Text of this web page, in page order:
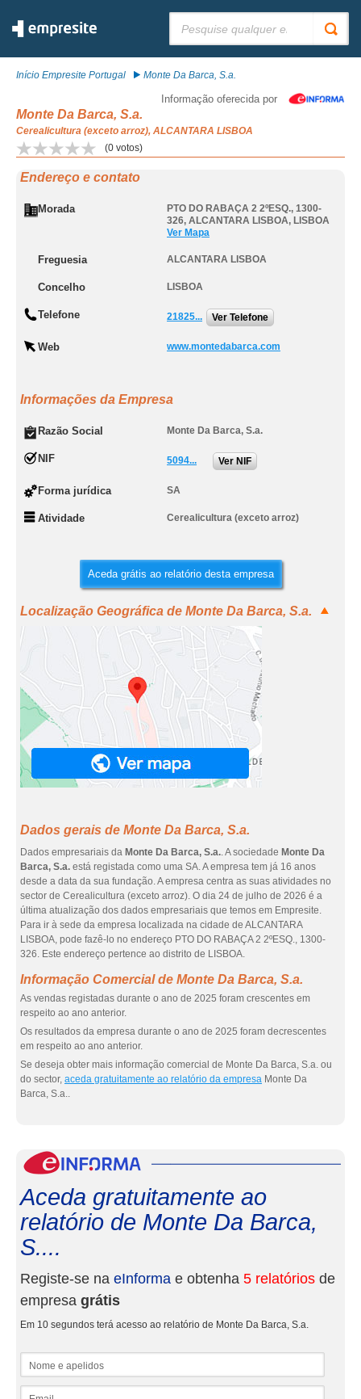
Início Empresite Portugal Monte Da Barca, S.a.
Informação oferecida por
Monte Da Barca, S.a.
Cerealicultura (exceto arroz), ALCANTARA LISBOA
(0 votos)
Endereço e contato
Morada
PTO DO RABAÇA 2 2ºESQ., 1300-
326, ALCANTARA LISBOA, LISBOA
Ver Mapa
Freguesia ALCANTARA LISBOA
Concelho LISBOA
Telefone 21825... Ver Telefone
Web www.montedabarca.com
Informações da Empresa
Razão Social Monte Da Barca, S.a.
NIF 5094... Ver NIF
Forma jurídica SA
Atividade Cerealicultura (exceto arroz)
Aceda grátis ao relatório desta empresa
Localização Geográfica de Monte Da Barca, S.a.
Dados gerais de Monte Da Barca, S.a.
Dados empresariais da Monte Da Barca, S.a.. A sociedade Monte Da
Barca, S.a. está registada como uma SA. A empresa tem já 16 anos
desde a data da sua fundação. A empresa centra as suas atividades no
sector de Cerealicultura (exceto arroz). O dia 24 de julho de 2026 é a
última atualização dos dados empresariais que temos em Empresite.
Para ir à sede da empresa localizada na cidade de ALCANTARA
LISBOA, pode fazê-lo no endereço PTO DO RABAÇA 2 2ºESQ., 1300-
326. Este endereço pertence ao distrito de LISBOA.
Informação Comercial de Monte Da Barca, S.a.
As vendas registadas durante o ano de 2025 foram crescentes em
respeito ao ano anterior.
Os resultados da empresa durante o ano de 2025 foram decrescentes
em respeito ao ano anterior.
Se deseja obter mais informação comercial de Monte Da Barca, S.a. ou
do sector, aceda gratuitamente ao relatório da empresa Monte Da
Barca, S.a..
Aceda gratuitamente ao
relatório de Monte Da Barca,
S....
Registe-se na eInforma e obtenha 5 relatórios de
empresa grátis
Em 10 segundos terá acesso ao relatório de Monte Da Barca, S.a.